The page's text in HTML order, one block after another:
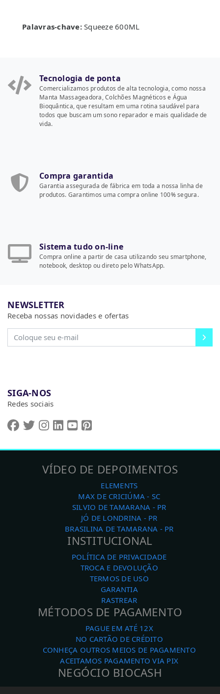
Palavras-chave:Squeeze 600ML
Tecnologia de ponta
Comercializamos produtos de alta tecnologia, como nossa
Manta Massageadora, Colchões Magnéticos e Água
Bioquântica, que resultam em uma rotina saudável para
todos que buscam um sono reparador e mais qualidade de
vida.
Compra garantida
Garantia assegurada de fábrica em toda a nossa linha de
produtos. Garantimos uma compra online 100% segura.
Sistema tudo on-line
Compra online a partir de casa utilizando seu smartphone,
notebook, desktop ou direto pelo WhatsApp.
NEWSLETTER
Receba nossas novidades e ofertas
SIGA-NOS
Redes sociais
VÍDEO DE DEPOIMENTOS
ELEMENTS
MAX DE CRICIÚMA - SC
SILVIO DE TAMARANA - PR
JÓ DE LONDRINA - PR
BRASILINA DE TAMARANA - PR
INSTITUCIONAL
POLÍTICA DE PRIVACIDADE
TROCA E DEVOLUÇÃO
TERMOS DE USO
GARANTIA
RASTREAR
MÉTODOS DE PAGAMENTO
PAGUE EM ATÉ 12X
NO CARTÃO DE CRÉDITO
CONHEÇA OUTROS MEIOS DE PAGAMENTO
ACEITAMOS PAGAMENTO VIA PIX
NEGÓCIO BIOCASH
FUNCIONAMENTO